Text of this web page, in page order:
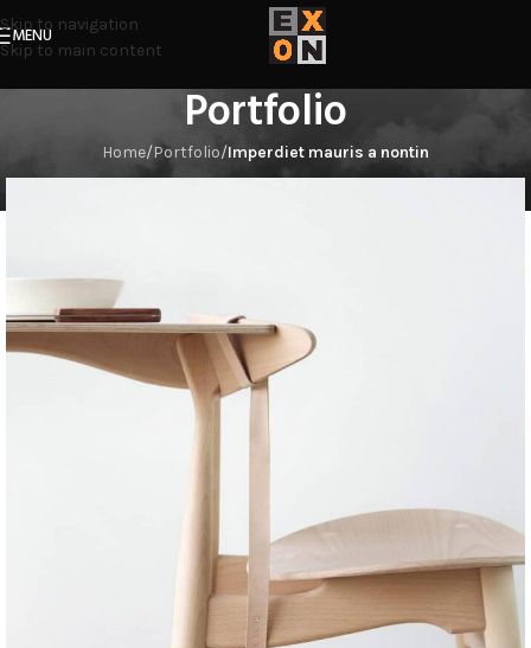
Skip to navigation
Skip to main content
MENU
Portfolio
Home/Portfolio/Imperdiet mauris a nontin